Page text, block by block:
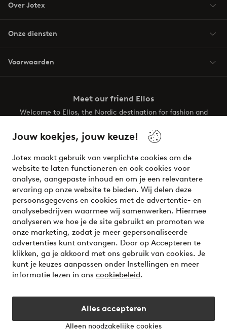
Jouw koekjes, jouw keuze!
Jotex maakt gebruik van verplichte cookies om de
website te laten functioneren en ook cookies voor
analyse, aangepaste inhoud en om je een relevantere
ervaring op onze website te bieden. Wij delen deze
persoonsgegevens en cookies met de advertentie- en
analysebedrijven waarmee wij samenwerken. Hiermee
analyseren we hoe je de site gebruikt en promoten we
onze marketing, zodat je meer gepersonaliseerde
advertenties kunt ontvangen. Door op Accepteren te
klikken, ga je akkoord met ons gebruik van cookies. Je
kunt je keuzes aanpassen onder Instellingen en meer
informatie lezen in ons cookiebeleid.
Alles accepteren
Alleen noodzakelijke cookies
Over Jotex
Onze diensten
Voorwaarden
Meet our friend Ellos
Welcome to Ellos, the Nordic destination for fashion and
your wardrobe. Your next inspiring look is here!
Veilig betalen - Nu betalen of opsplitsen
Wil je meer weten over onze betaalopties?